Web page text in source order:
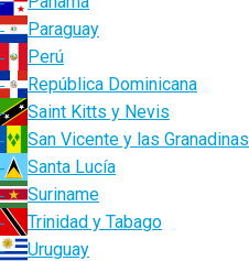
Paraguay
Perú
República Dominicana
Saint Kitts y Nevis
San Vicente y las Granadinas
Santa Lucía
Suriname
Trinidad y Tabago
Uruguay